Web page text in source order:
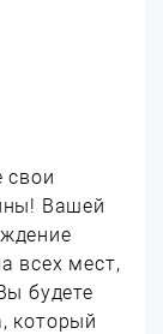
свои
Вашей
всех мест,
будете
который